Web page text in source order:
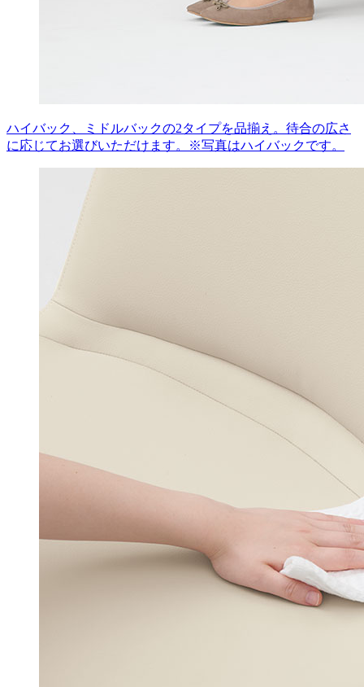
ハイバック、ミドルバックの2タイプを品揃え。待合の広さ
に応じてお選びいただけます。※写真はハイバックです。